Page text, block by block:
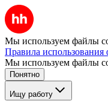
Мы используем файлы
Правила использования
Мы используем файлы
Понятно
Ищу работу